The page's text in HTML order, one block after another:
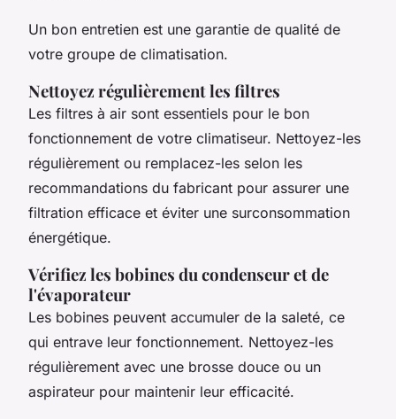
Un bon entretien est une garantie de qualité de
votre groupe de climatisation.
Nettoyez régulièrement les filtres
Les filtres à air sont essentiels pour le bon
fonctionnement de votre climatiseur. Nettoyez-les
régulièrement ou remplacez-les selon les
recommandations du fabricant pour assurer une
filtration efficace et éviter une surconsommation
énergétique.
Vérifiez les bobines du condenseur et de
l'évaporateur
Les bobines peuvent accumuler de la saleté, ce
qui entrave leur fonctionnement. Nettoyez-les
régulièrement avec une brosse douce ou un
aspirateur pour maintenir leur efficacité.